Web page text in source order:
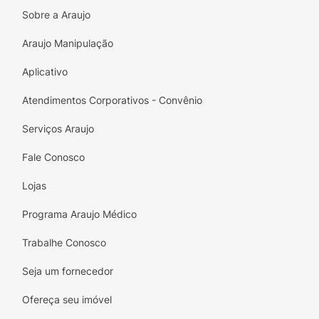
da aplicação anterior, lixar a área afetada
com auxílio de uma lixa. As lixas utilizadas
utilizadas em unhas sadias. Poderá ser
utilizada qualquer lixa de unha nova,
unhas afetadas, para evitar a
unha com uma das compressas embebidas
em álcool isopropílico. Alternativamente,
removedor de esmalte comum.
Repetir este processo antes de qualquer
resíduos de medicamento da aplicação
Sobre a Araujo
Araujo Manipulação
Aplicativo
Atendimentos Corporativos - Convênio
Serviços Araujo
Fale Conosco
Lojas
Programa Araujo Médico
Trabalhe Conosco
Seja um fornecedor
Ofereça seu imóvel